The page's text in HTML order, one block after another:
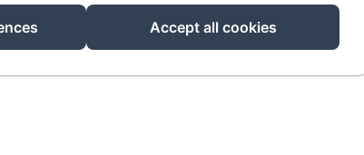
Accept all cookies